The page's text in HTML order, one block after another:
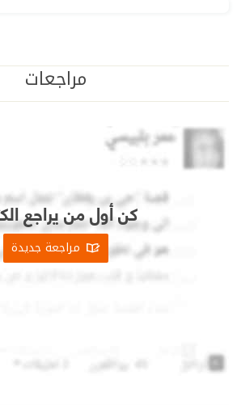
مراجعات
كن أول من يراجع
مراجعة جديدة